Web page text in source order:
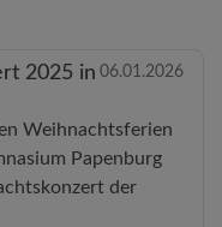
2025 in 06.01.2026
Weihnachtsferien
Papenburg
der